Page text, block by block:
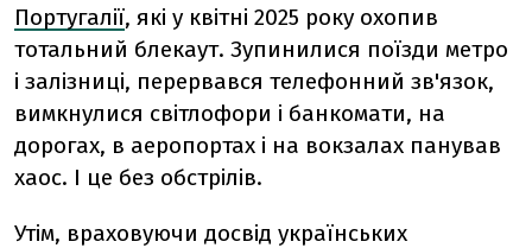
Португалії, які у квітні 2025 року охопив
тотальний блекаут. Зупинилися поїзди метро
і залізниці, перервався телефонний зв'язок,
вимкнулися світлофори і банкомати, на
дорогах, в аеропортах і на вокзалах панував
хаос. І це без обстрілів.
Утім, враховуючи досвід українських